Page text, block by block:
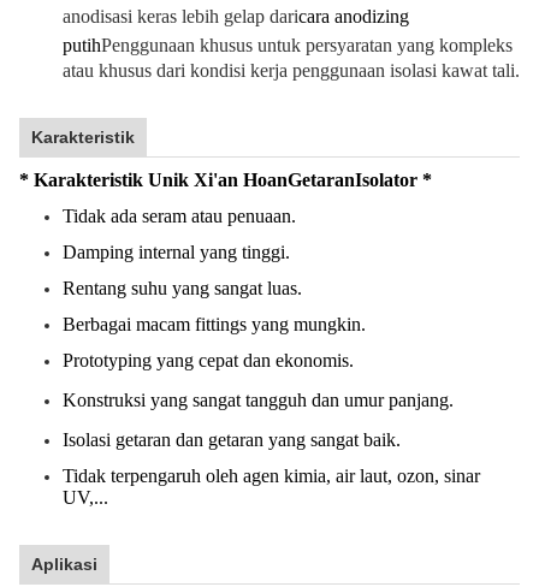
anodisasi keras lebih gelap daricara anodizing
putihPenggunaan khusus untuk persyaratan yang kompleks
atau khusus dari kondisi kerja penggunaan isolasi kawat tali.
Karakteristik
* Karakteristik Unik Xi'an HoanGetaranIsolator *
Tidak ada seram atau penuaan.
Damping internal yang tinggi.
Rentang suhu yang sangat luas.
Berbagai macam fittings yang mungkin.
Prototyping yang cepat dan ekonomis.
Konstruksi yang sangat tangguh dan umur panjang.
Isolasi getaran dan getaran yang sangat baik.
Tidak terpengaruh oleh agen kimia, air laut, ozon, sinar
UV,...
Aplikasi